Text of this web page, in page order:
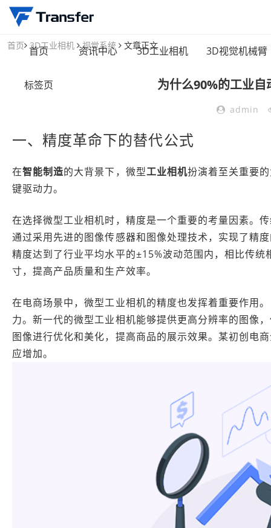
首页 资讯中心 3D工业相机 3D视觉机械臂
标签页
首页 3D工业相机 视觉系统 文章正文
为什么90%的工业
admin
一、精度革命下的替代公式
在智能制造的大背景下，微型工业相机扮演着至关重要
键驱动力。
在选择微型工业相机时，精度是一个重要的考量因素。
通过采用先进的图像传感器和图像处理技术，实现了精
精度达到了行业平均水平的±15%波动范围内，相比传
寸，提高产品质量和生产效率。
在电商场景中，微型工业相机的精度也发挥着重要作用
力。新一代的微型工业相机能够提供更高分辨率的图像
图像进行优化和美化，提高商品的展示效果。某初创电
应增加。